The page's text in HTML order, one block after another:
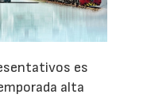
es
alta